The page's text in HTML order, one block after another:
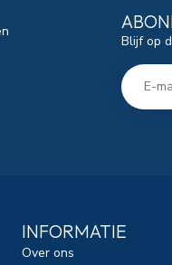
Blijf op
INFORMATIE
Over ons